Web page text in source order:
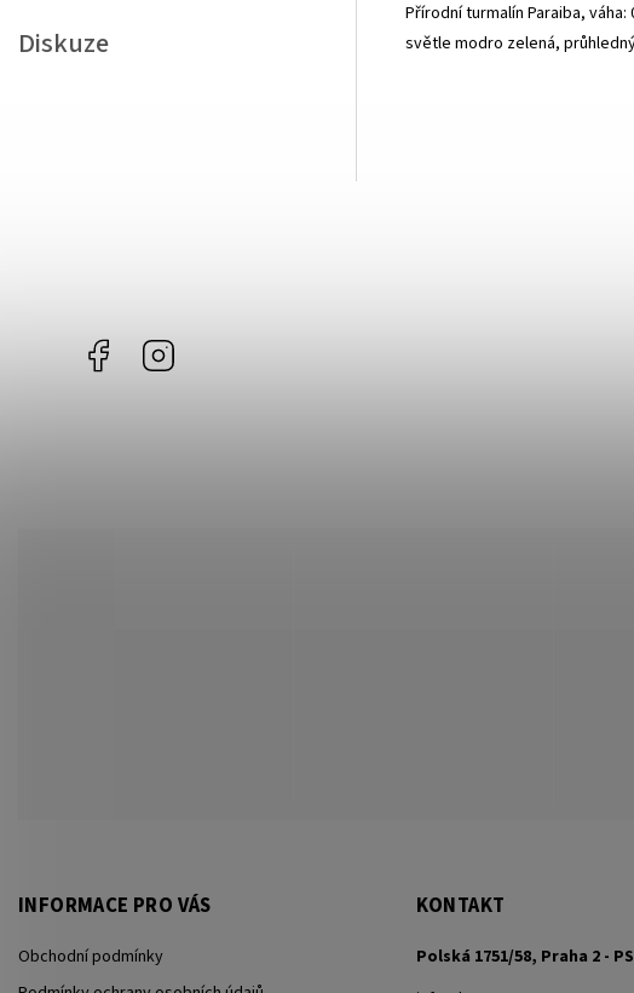
Diskuze
Přírodní turmalín Paraiba,
světle modro zelená,
Facebook
INFORMACE PRO VÁS
Obchodní podmínky
KONTAKT
Polská 1751/58, Praha 2 -